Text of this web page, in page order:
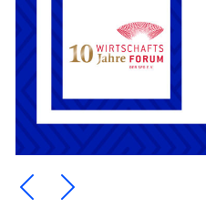
Ein Element zurück
Ein Element